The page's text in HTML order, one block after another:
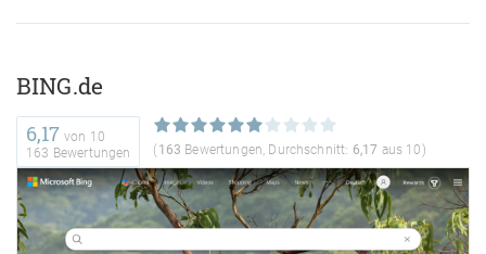
BING.de
6,17 von 10
163 Bewertungen
(163 Bewertungen, Durchschnitt: 6,17 aus 10)